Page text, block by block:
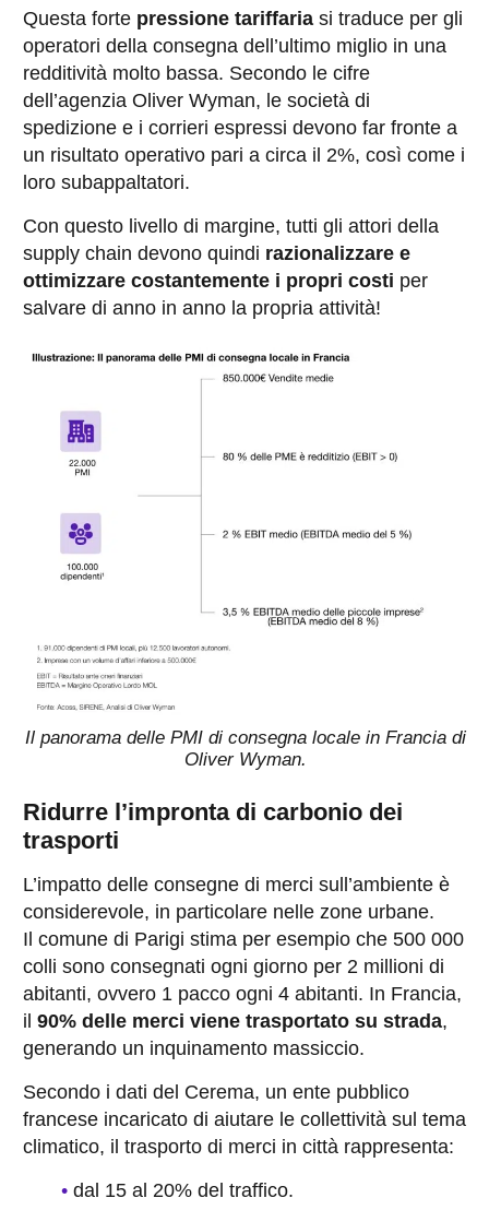
Questa forte pressione tariffaria si traduce per gli
operatori della consegna dell’ultimo miglio in una
redditività molto bassa. Secondo le cifre
dell’agenzia Oliver Wyman, le società di
spedizione e i corrieri espressi devono far fronte a
un risultato operativo pari a circa il 2%, così come i
loro subappaltatori.
Con questo livello di margine, tutti gli attori della
supply chain devono quindi razionalizzare e
ottimizzare costantemente i propri costi per
salvare di anno in anno la propria attività!
Il panorama delle PMI di consegna locale in Francia di
Oliver Wyman.
Ridurre l’impronta di carbonio dei
trasporti
L’impatto delle consegne di merci sull’ambiente è
considerevole, in particolare nelle zone urbane.
Il comune di Parigi stima per esempio che 500 000
colli sono consegnati ogni giorno per 2 millioni di
abitanti, ovvero 1 pacco ogni 4 abitanti. In Francia,
il 90% delle merci viene trasportato su strada,
generando un inquinamento massiccio.
Secondo i dati del Cerema, un ente pubblico
francese incaricato di aiutare le collettività sul tema
climatico, il trasporto di merci in città rappresenta:
dal 15 al 20% del traffico.